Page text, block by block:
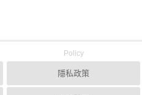
Policy
隱私政策